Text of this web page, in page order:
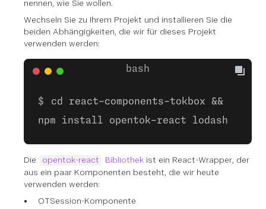
nennen, wie Sie wollen.
Wechseln Sie zu Ihrem Projekt und installieren Sie die
beiden Abhängigkeiten, die wir für dieses Projekt
verwenden werden:
cd react-components-tokbox &&
npm install opentok-react lodash
Die opentok-react Bibliothek ist ein React-Wrapper, der
aus ein paar Komponenten besteht, die wir heute
verwenden werden:
OTSession-Komponente